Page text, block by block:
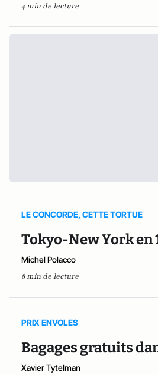
4 min de lecture
LE CONCORDE, CETTE TORTUE
Tokyo-New York en
Michel Polacco
8 min de lecture
PRIX ENVOLES
Bagages gratuits
Xavier Tytelman